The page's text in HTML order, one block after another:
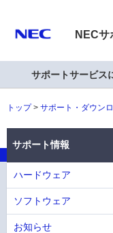
NECサ
サポートサービス
トップ サポート・ダウン
サポート情報
ハードウェア
ソフトウェア
お知らせ